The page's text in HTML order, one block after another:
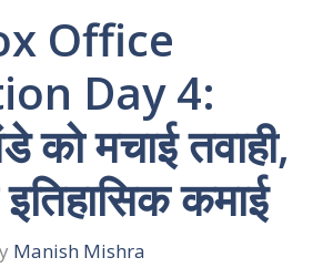
Office
Day 4:
को मचाई तवाही,
कमाई
Manish Mishra